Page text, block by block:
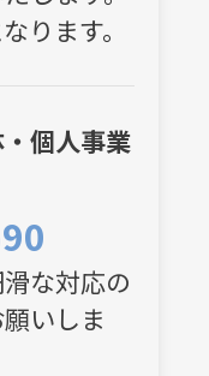
ります。
個人事業
な対応の
いしま